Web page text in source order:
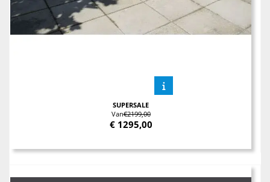
SUPERSALE
Van€2199,00
€ 1295,00